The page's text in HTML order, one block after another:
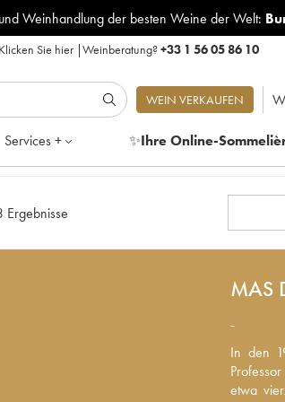
Weinhandlung der besten Weine der Welt:
Klicken Sie hier|Weinberatung?+33 1 56 05 86 10
WEIN VERKAUFEN
Services + ✨Ihre Online-
Ergebnisse
MAS
-
In den
etwa
In den
etwa